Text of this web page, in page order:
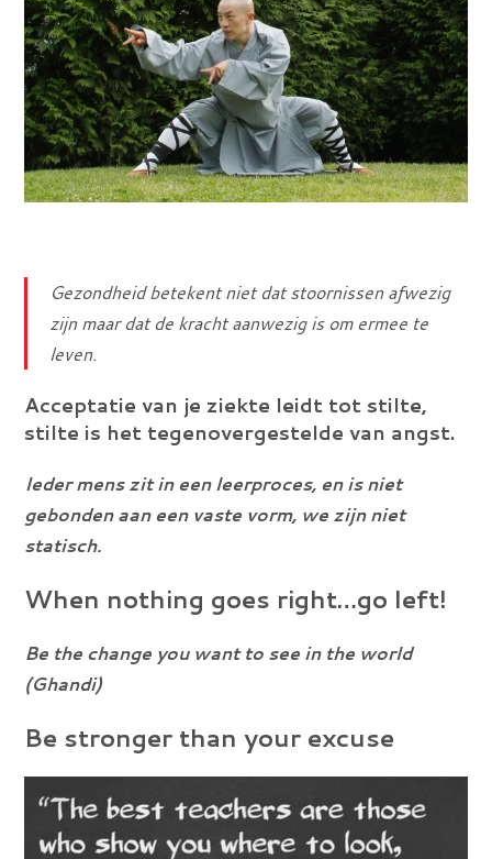
Gezondheid betekent niet dat stoornissen afwezig
zijn maar dat de kracht aanwezig is om ermee te
leven.
Acceptatie van je ziekte leidt tot stilte,
stilte is het tegenovergestelde van angst.
Ieder mens zit in een leerproces, en is niet
gebonden aan een vaste vorm, we zijn niet
statisch.
When nothing goes right…go left!
Be the change you want to see in the world
(Ghandi)
Be stronger than your excuse